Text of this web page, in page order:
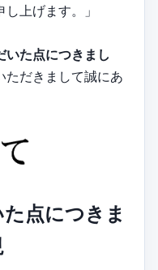
し上げます。」
いた点につきまし
ただきまして誠にあ
た点につきま